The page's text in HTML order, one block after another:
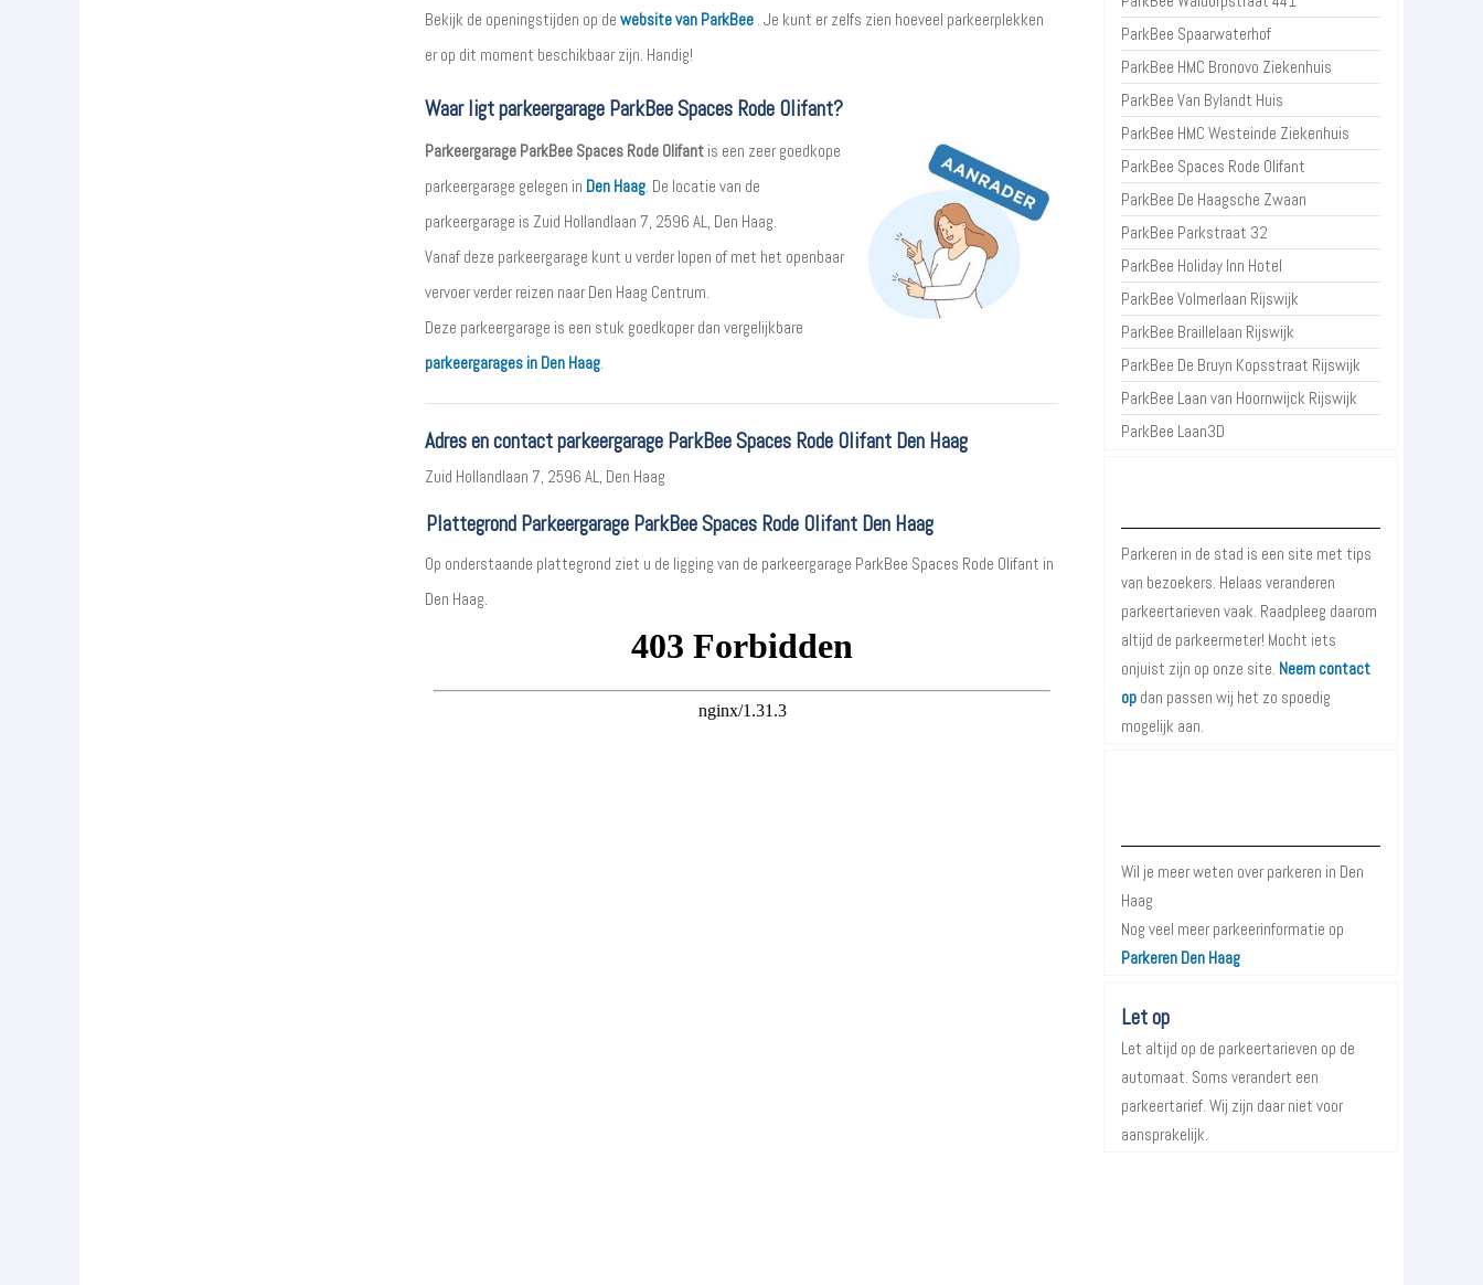
Bekijk de openingstijden op de website van ParkBee. Je kunt er zelfs zien hoeveel parkeerplekken
er op dit moment beschikbaar zijn. Handig!
Waar ligt parkeergarage ParkBee Spaces Rode Olifant?
Parkeergarage ParkBee Spaces Rode Olifantis een zeer goedkope
parkeergarage gelegen in Den Haag. De locatie van de
parkeergarage is Zuid Hollandlaan 7, 2596 AL, Den Haag.
Vanaf deze parkeergarage kunt u verder lopen of met het openbaar
vervoer verder reizen naar Den Haag Centrum.
Deze parkeergarage is een stuk goedkoper dan vergelijkbare
parkeergarages in Den Haag.
Adres en contact parkeergarage ParkBee Spaces Rode Olifant Den Haag
Zuid Hollandlaan 7, 2596 AL, Den Haag
Plattegrond Parkeergarage ParkBee Spaces Rode Olifant Den Haag
Op onderstaande plattegrond ziet u de ligging van de parkeergarage ParkBee Spaces Rode Olifant in
Den Haag.
ParkBee Spaarwaterhof
ParkBee HMC Bronovo Ziekenhuis
ParkBee Van Bylandt Huis
ParkBee HMC Westeinde Ziekenhuis
ParkBee Spaces Rode Olifant
ParkBee De Haagsche Zwaan
ParkBee Parkstraat 32
ParkBee Holiday Inn Hotel
ParkBee Volmerlaan Rijswijk
ParkBee Braillelaan Rijswijk
ParkBee De Bruyn Kopsstraat Rijswijk
ParkBee Laan van Hoornwijck Rijswijk
ParkBee Laan3D
Parkeren in de stad is een site met tips
van bezoekers. Helaas veranderen
parkeertarieven vaak. Raadpleeg daarom
altijd de parkeermeter! Mocht iets
onjuist zijn op onze site. Neem contact
op dan passen wij het zo spoedig
mogelijk aan.
Wil je meer weten over parkeren in Den
Haag
Nog veel meer parkeerinformatie op
Parkeren Den Haag
Let op
Let altijd op de parkeertarieven op de
automaat. Soms verandert een
parkeertarief. Wij zijn daar niet voor
aansprakelijk.